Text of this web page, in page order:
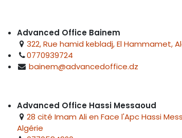
Advanced Office Bainem
322, Rue hamid kebladj, El Hammamet,
0770939724
bainem@advancedoffice.dz
Advanced Office Hassi Messaoud
28 cité Imam Ali en Face l'Apc Hassi
Algérie